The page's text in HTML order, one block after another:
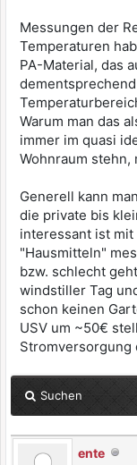
Messungen der
Temperaturen
PA-Material, das
Warum man das
immer im quasi
Wohnraum stehn,
Generell kann
die private bis
interessant ist
"Hausmitteln"
bzw. schlecht
windstiller Tag
schon keinen
USV um ~50€
Stromversorgung
Suchen
ente